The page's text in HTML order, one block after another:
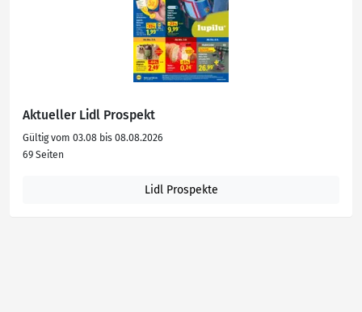
Aktueller Lidl Prospekt
Gültig vom 03.08 bis 08.08.2026
69 Seiten
Lidl Prospekte